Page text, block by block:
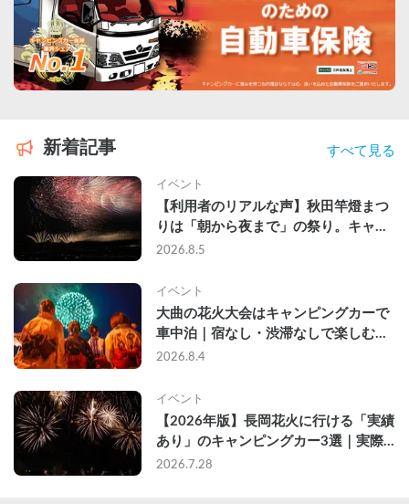
新着記事 すべて見る
イベント
【利用者のリアルな声】秋田竿燈まつ
りは「朝から夜まで」の祭り。キャン
ピングカーで行った2組の記録
2026.8.5
イベント
大曲の花火大会はキャンピングカーで
車中泊｜宿なし・渋滞なしで楽しむ
2026年完全ガイド
2026.8.4
イベント
【2026年版】長岡花火に行ける「実績
あり」のキャンピングカー3選｜実際
に利用したゲストのレビュー付き
2026.7.28